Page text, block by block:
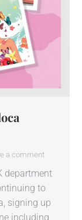
a comment
department
to
signing up
including